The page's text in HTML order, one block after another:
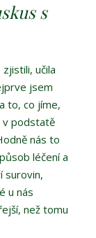
s
učila
jsem
to, co jíme,
v podstatě
nás to
léčení a
surovin,
u nás
než tomu